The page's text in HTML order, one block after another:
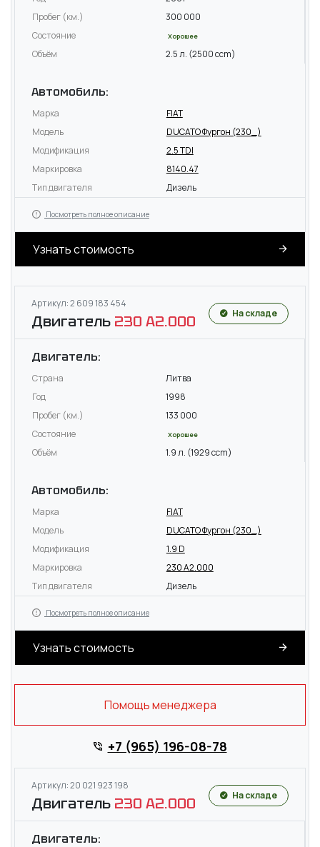
Пробег (км.)
300 000
Состояние
Хорошее
Объём 2.5 л. (2500 ccm)
Автомобиль:
Марка
FIAT
Модель
DUCATO Фургон (230_)
Модификация
2.5 TDI
Маркировка
8140.47
Тип двигателя
Дизель
Посмотреть полное описание
Узнать стоимость
Артикул: 2 609 183 454
Двигатель 230 A2.000 На складе
Двигатель:
Страна
Литва
Год
1998
Пробег (км.)
133 000
Состояние
Хорошее
Объём 1.9 л. (1929 ccm)
Автомобиль:
Марка
FIAT
Модель
DUCATO Фургон (230_)
Модификация
1.9 D
Маркировка
230 A2.000
Тип двигателя
Дизель
Посмотреть полное описание
Узнать стоимость
Помощь менеджера
+7 (965) 196-08-78
Артикул: 20 021 923 198
Двигатель 230 A2.000 На складе
Двигатель: